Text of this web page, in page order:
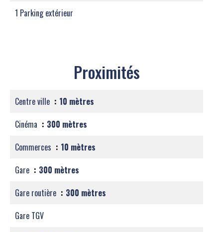
1 Parking extérieur
Proximités
Centre ville
10 mètres
Cinéma
300 mètres
Commerces
10 mètres
Gare
300 mètres
Gare routière
300 mètres
Gare TGV